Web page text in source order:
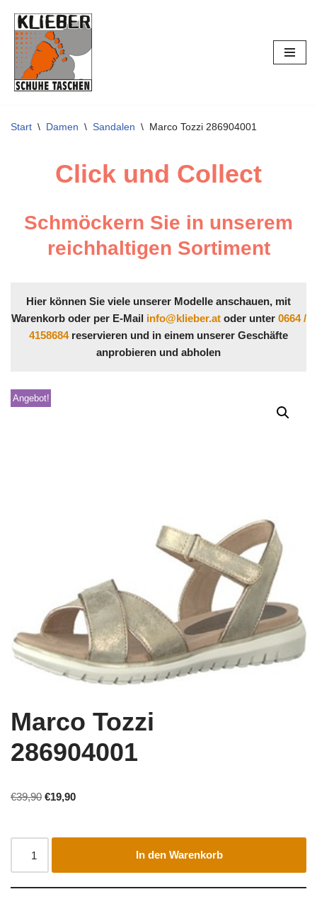
Zum
Inhalt
springen
Start \ Damen \ Sandalen \ Marco Tozzi 286904001
Click und Collect
Schmöckern Sie in unserem
reichhaltigen Sortiment
Hier können Sie viele unserer Modelle anschauen, mit
Warenkorb oder per E-Mail info@klieber.atoder unter 0664 /
4158684reservieren und in einem unserer Geschäfte
anprobieren und abholen
Angebot!
Marco Tozzi
286904001
€39,90 €19,90
In den Warenkorb